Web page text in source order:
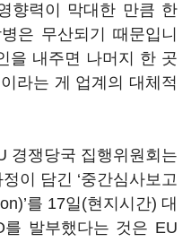
향력이 막대한 만큼 한
은 무산되기 때문입니
을 내주면 나머지 한 곳
라는 게 업계의 대체적
경쟁당국 집행위원회는
이 담긴 ‘중간심사보고
를 17일(현지시간) 대
를 발부했다는 것은 EU